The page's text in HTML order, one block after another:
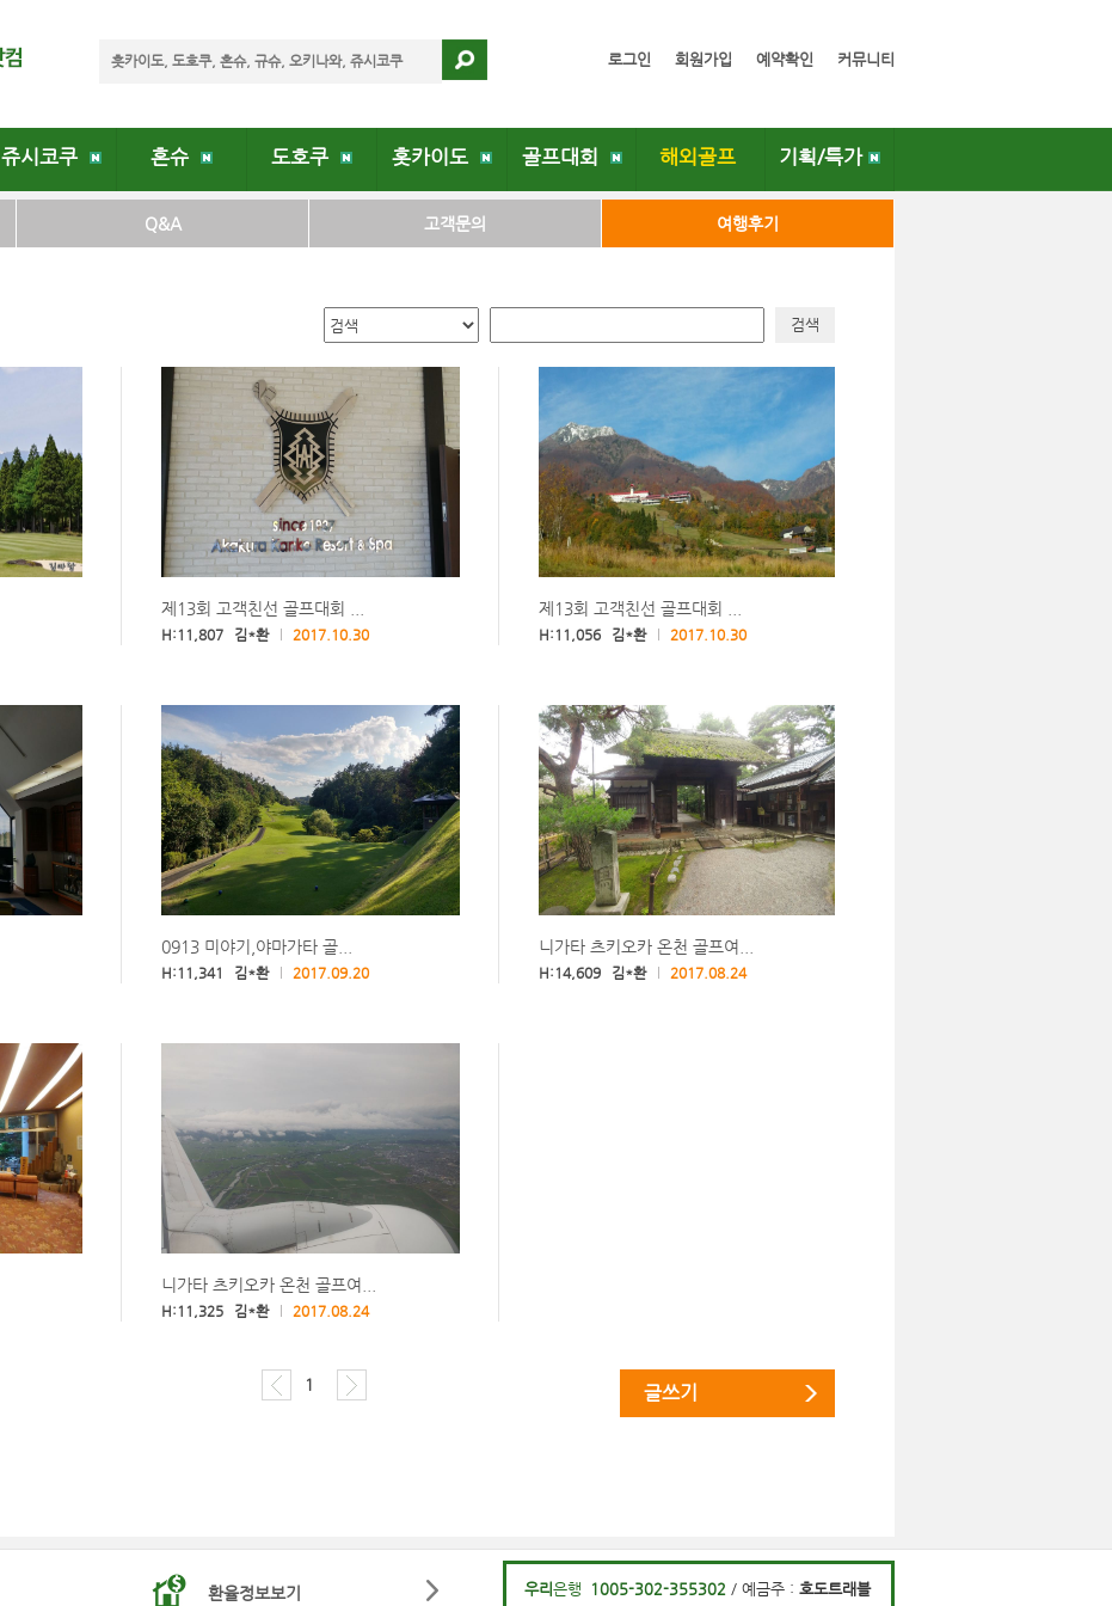
로그인 회원가입 예약확인 커뮤니티
쥬시코쿠 혼슈 도호쿠 홋카이도 골프대회 해외골프 기획/특가
Q&A 고객문의 여행후기
제13회 고객친선 골프대회 ...
H:11,807 김*환 2017.10.30
제13회 고객친선 골프대회 ...
H:11,056 김*환 2017.10.30
0913 미야기,야마가타 골...
H:11,341 김*환 2017.09.20
니가타 츠키오카 온천 골프여...
H:14,609 김*환 2017.08.24
니가타 츠키오카 온천 골프여...
H:11,325 김*환 2017.08.24
1 글쓰기
환율정보보기 우리은행 1005-302-355302 / 예금주 : 호도트래블